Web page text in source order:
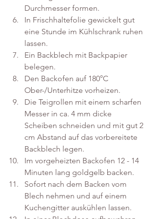
Durchmesser formen.
In Frischhaltefolie gewickelt gut
eine Stunde im Kühlschrank ruhen
lassen.
Ein Backblech mit Backpapier
belegen.
Den Backofen auf 180°C
Ober-/Unterhitze vorheizen.
Die Teigrollen mit einem scharfen
Messer in ca. 4 mm dicke
Scheiben schneiden und mit gut 2
cm Abstand auf das vorbereitete
Backblech legen.
Im vorgeheizten Backofen 12 - 14
Minuten lang goldgelb backen.
Sofort nach dem Backen vom
Blech nehmen und auf einem
Kuchengitter auskühlen lassen.